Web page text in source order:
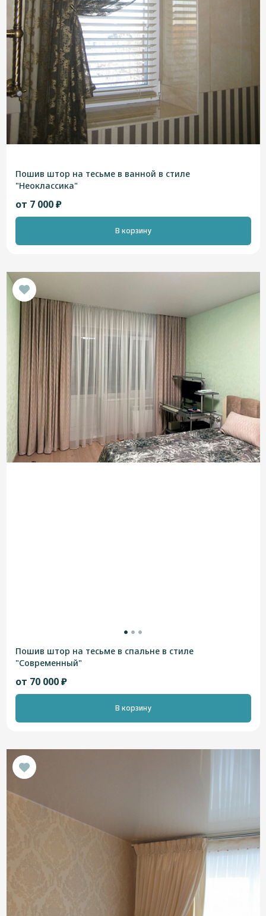
Пошив штор на тесьме в ванной в стиле
"Неоклассика"
от 7 000 ₽
В корзину
Пошив штор на тесьме в спальне в стиле
"Современный"
от 70 000 ₽
В корзину